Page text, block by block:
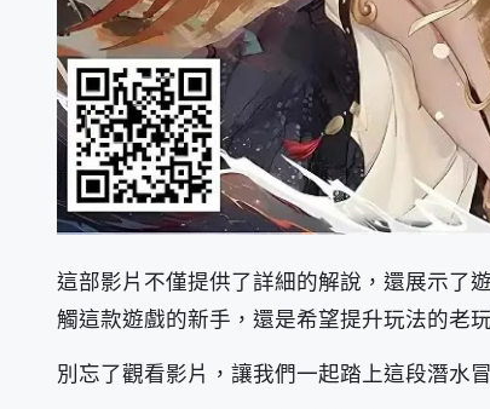
這部影片不僅提供了詳細的解說，還展示了
觸這款遊戲的新手，還是希望提升玩法的老
別忘了觀看影片，讓我們一起踏上這段潛水